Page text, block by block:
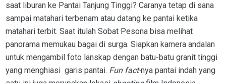
saat liburan ke Pantai Tanjung Tinggi? Caranya tetap di sana
sampai matahari terbenam atau datang ke pantai ketika
matahari terbit. Saat itulah Sobat Pesona bisa melihat
panorama memukau bagai di surga. Siapkan kamera andalan
untuk mengambil foto lanskap dengan batu-batu granit tinggi
yang menghiasi garis pantai. Fun fact-nya pantai indah yang